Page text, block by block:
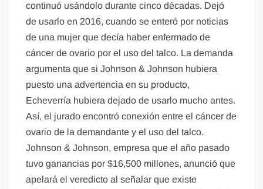
continuó usándolo durante cinco décadas. Dejó
de usarlo en 2016, cuando se enteró por noticias
de una mujer que decía haber enfermado de
cáncer de ovario por el uso del talco. La demanda
argumenta que si Johnson & Johnson hubiera
puesto una advertencia en su producto,
Echeverría hubiera dejado de usarlo mucho antes.
Así, el jurado encontró conexión entre el cáncer de
ovario de la demandante y el uso del talco.
Johnson & Johnson, empresa que el año pasado
tuvo ganancias por $16,500 millones, anunció que
apelará el veredicto al señalar que existe